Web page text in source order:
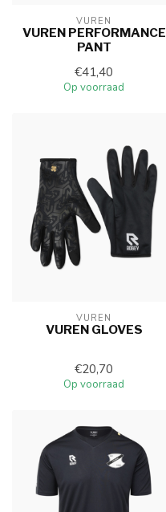
VUREN
VUREN PERFORMANCE
PANT
€41,40
Op voorraad
VUREN
VUREN GLOVES
€20,70
Op voorraad